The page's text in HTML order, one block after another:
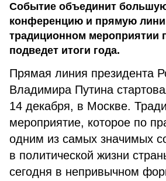
Событие объединит
конференцию и прямую
традиционном мероприятии
подведет итоги года.
Прямая линия президента
Владимира Путина
14 декабря, в Москве.
мероприятие, которое по
одним из самых значимых
в политической жизни
сегодня в непривычном